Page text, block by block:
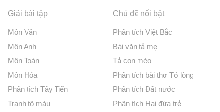
Giải bài tập
Môn Văn
Môn Anh
Môn Toán
Môn Hóa
Phân tích Tây Tiến
Tranh tô màu
Chủ đề nổi bật
Phân tích Việt Bắc
Bài văn tả mẹ
Tả con mèo
Phân tích bài thơ Tỏ lòng
Phân tích Đất nước
Phân tích Hai đứa trẻ